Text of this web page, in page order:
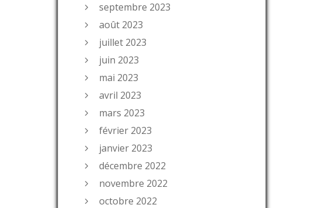
septembre 2023
août 2023
juillet 2023
juin 2023
mai 2023
avril 2023
mars 2023
février 2023
janvier 2023
décembre 2022
novembre 2022
octobre 2022